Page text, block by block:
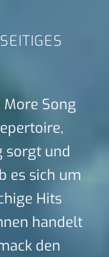
More Song
sorgt und
es sich um
Hits
handelt
den